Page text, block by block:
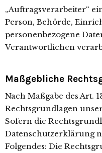
„Auftragsverarbeiter“
Person, Behörde,
personenbezogene
Verantwortlichen
Maßgebliche
Nach Maßgabe des Art.
Rechtsgrundlagen
Sofern die
Datenschutzerklärung
Folgendes: Die